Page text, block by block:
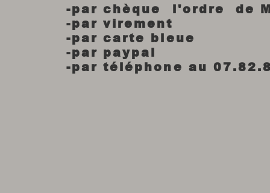
-par chèque l'ordre de
-par virement
-par carte bleue
-par paypal
-par téléphone au